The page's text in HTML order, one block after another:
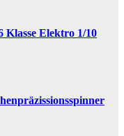
Klasse Elektro 1/10